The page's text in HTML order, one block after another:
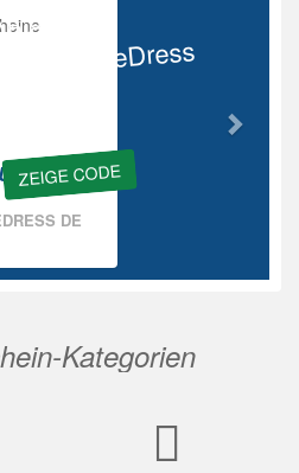
85%
BabyOnlineDress
ZEIGE CODE
DE
Kategorien